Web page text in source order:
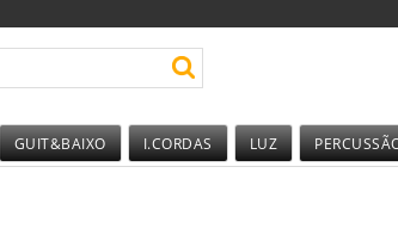
GUIT&BAIXO I.CORDAS LUZ